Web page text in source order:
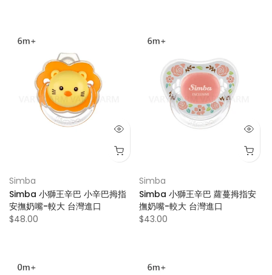
Simba
Simba 小獅王辛巴 小辛巴拇指
安撫奶嘴-較大 台灣進口
$48.00
Simba
Simba 小獅王辛巴 蘿蔓拇指安
撫奶嘴-較大 台灣進口
$43.00